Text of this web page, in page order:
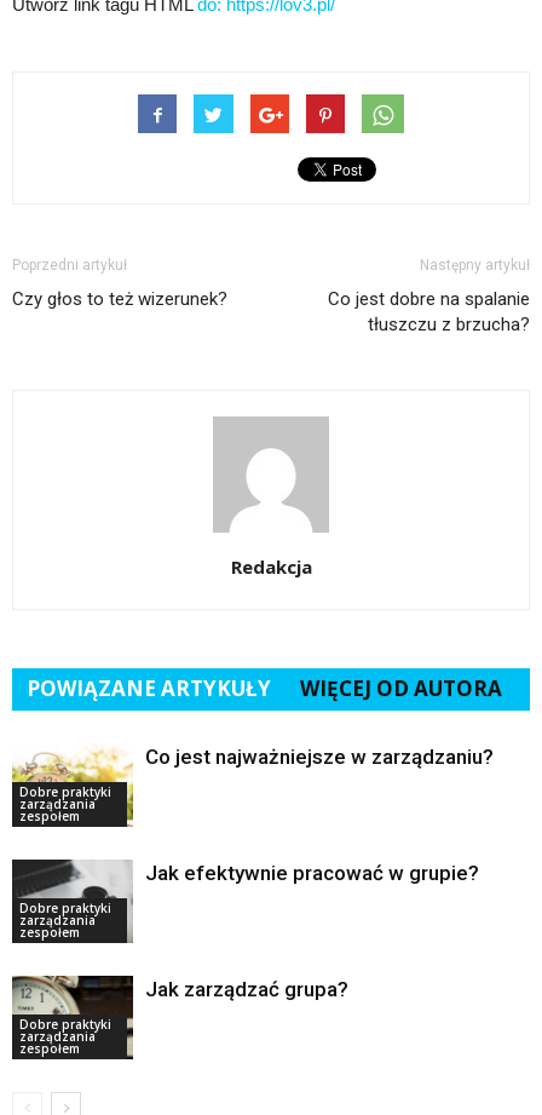
Utwórz link tagu HTMLdo: https://lov3.pl/
Poprzedni artykuł
Czy głos to też wizerunek?
Następny artykuł
Co jest dobre na spalanie
tłuszczu z brzucha?
Redakcja
POWIĄZANE ARTYKUŁY WIĘCEJ OD AUTORA
Dobre praktyki
zarządzania
zespołem
Co jest najważniejsze w zarządzaniu?
Dobre praktyki
zarządzania
zespołem
Jak efektywnie pracować w grupie?
Dobre praktyki
zarządzania
zespołem
Jak zarządzać grupa?